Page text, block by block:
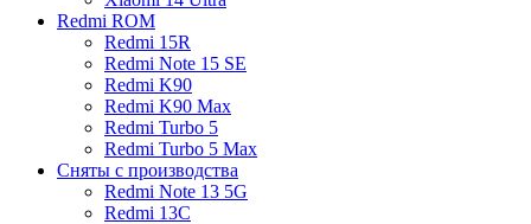
Redmi ROM
Redmi 15R
Redmi Note 15 SE
Redmi K90
Redmi K90 Max
Redmi Turbo 5
Redmi Turbo 5 Max
Сняты с производства
Redmi Note 13 5G
Redmi 13C